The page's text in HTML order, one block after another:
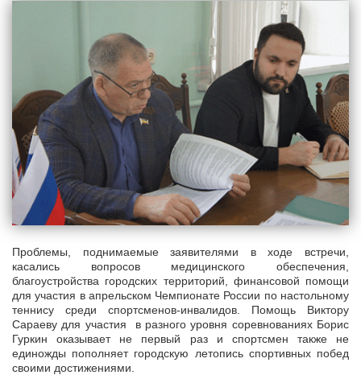
Проблемы, поднимаемые заявителями в ходе встречи,
касались вопросов медицинского обеспечения,
благоустройства городских территорий, финансовой помощи
для участия в апрельском Чемпионате России по настольному
теннису среди спортсменов-инвалидов. Помощь Виктору
Сараеву для участия в разного уровня соревнованиях Борис
Гуркин оказывает не первый раз и спортсмен также не
единожды пополняет городскую летопись спортивных побед
своими достижениями.